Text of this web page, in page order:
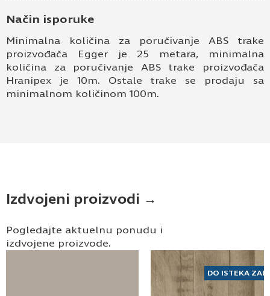
Način isporuke
Minimalna količina za poručivanje ABS trake
proizvođača Egger je 25 metara, minimalna
količina za poručivanje ABS trake proizvođača
Hranipex je 10m. Ostale trake se prodaju sa
minimalnom količinom 100m.
Izdvojeni proizvodi →
Pogledajte aktuelnu ponudu i
izdvojene proizvode.
DO ISTEKA